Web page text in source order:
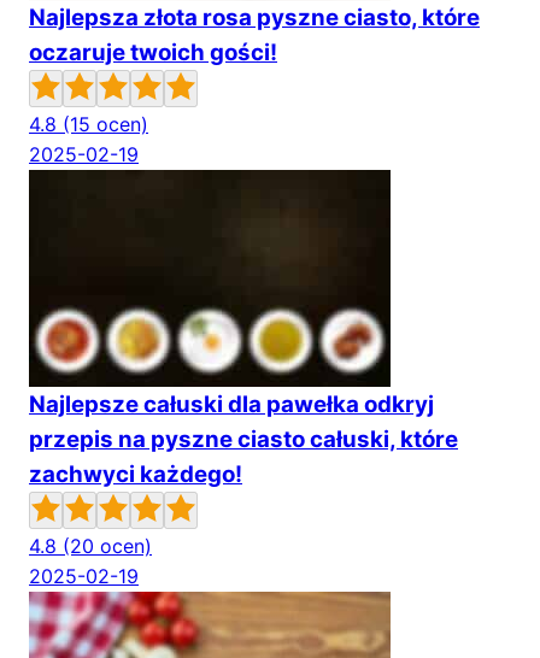
Najlepsza złota rosa pyszne ciasto, które
oczaruje twoich gości!
4.8 (15 ocen)
2025-02-19
Najlepsze całuski dla pawełka odkryj
przepis na pyszne ciasto całuski, które
zachwyci każdego!
4.8 (20 ocen)
2025-02-19